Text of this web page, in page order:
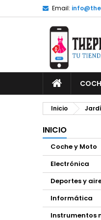
Email:
INICIO
Inicio
INICIO
Coche y Moto
Electrónica
Deportes y
Informática
Instrumentos